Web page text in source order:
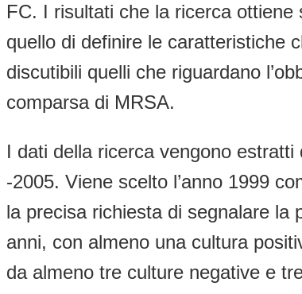
FC. I risultati che la ricerca
quello di definire le caratteristiche
discutibili quelli che riguardano
comparsa di MRSA.
I dati della ricerca vengono
-2005. Viene scelto l’anno 1999
la precisa richiesta di segnalare la
anni, con almeno una cultura
da almeno tre culture negative e